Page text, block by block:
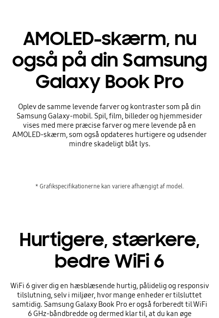
AMOLED-skærm, nu
også på din Samsung
Galaxy Book Pro
Oplev de samme levende farver og kontraster som på din
Samsung Galaxy-mobil. Spil, film, billeder og hjemmesider
vises med mere præcise farver og mere levende på en
AMOLED-skærm, som også opdateres hurtigere og udsender
mindre skadeligt blåt lys.
* Grafikspecifikationerne kan variere afhængigt af model.
Hurtigere, stærkere,
bedre WiFi 6
WiFi 6 giver dig en hæsblæsende hurtig, pålidelig og responsiv
tilslutning, selv i miljøer, hvor mange enheder er tilsluttet
samtidig. Samsung Galaxy Book Pro er også forberedt til WiFi
6 GHz-båndbredde og dermed klar til, at du kan øge